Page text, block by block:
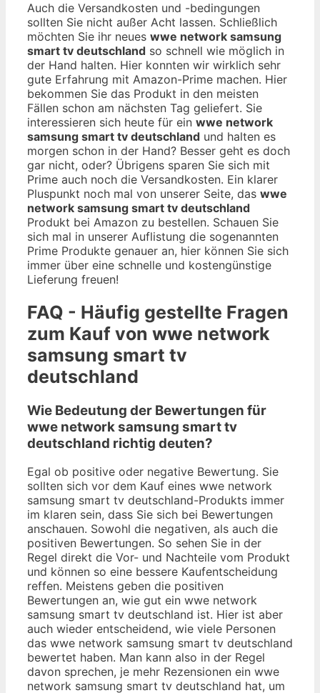
Auch die Versandkosten und -bedingungen
sollten Sie nicht außer Acht lassen. Schließlich
möchten Sie ihr neues wwe network samsung
smart tv deutschland so schnell wie möglich in
der Hand halten. Hier konnten wir wirklich sehr
gute Erfahrung mit Amazon-Prime machen. Hier
bekommen Sie das Produkt in den meisten
Fällen schon am nächsten Tag geliefert. Sie
interessieren sich heute für ein wwe network
samsung smart tv deutschland und halten es
morgen schon in der Hand? Besser geht es doch
gar nicht, oder? Übrigens sparen Sie sich mit
Prime auch noch die Versandkosten. Ein klarer
Pluspunkt noch mal von unserer Seite, das wwe
network samsung smart tv deutschland
Produkt bei Amazon zu bestellen. Schauen Sie
sich mal in unserer Auflistung die sogenannten
Prime Produkte genauer an, hier können Sie sich
immer über eine schnelle und kostengünstige
Lieferung freuen!
FAQ - Häufig gestellte Fragen
zum Kauf von wwe network
samsung smart tv
deutschland
Wie Bedeutung der Bewertungen für
wwe network samsung smart tv
deutschland richtig deuten?
Egal ob positive oder negative Bewertung. Sie
sollten sich vor dem Kauf eines wwe network
samsung smart tv deutschland-Produkts immer
im klaren sein, dass Sie sich bei Bewertungen
anschauen. Sowohl die negativen, als auch die
positiven Bewertungen. So sehen Sie in der
Regel direkt die Vor- und Nachteile vom Produkt
und können so eine bessere Kaufentscheidung
reffen. Meistens geben die positiven
Bewertungen an, wie gut ein wwe network
samsung smart tv deutschland ist. Hier ist aber
auch wieder entscheidend, wie viele Personen
das wwe network samsung smart tv deutschland
bewertet haben. Man kann also in der Regel
davon sprechen, je mehr Rezensionen ein wwe
network samsung smart tv deutschland hat, um